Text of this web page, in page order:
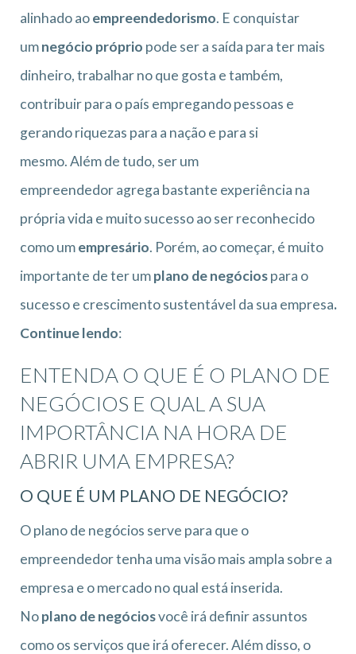
alinhado aoempreendedorismo. E conquistar
umnegócio próprio pode ser a saída para ter mais
dinheiro, trabalhar no que gosta e também,
contribuir para o país empregando pessoas e
gerando riquezas para a nação e para si
mesmo.Além de tudo, ser um
empreendedoragrega bastante experiência na
própria vida e muito sucesso ao ser reconhecido
como umempresário. Porém, ao começar, é muito
importante de ter umplano de negóciospara o
sucesso e crescimento sustentável da sua empresa.
Continue lendo:
ENTENDA O QUE É O PLANO DE
NEGÓCIOS E QUAL A SUA
IMPORTÂNCIA NA HORA DE
ABRIR UMA EMPRESA?
O QUE É UM PLANO DE NEGÓCIO?
O plano de negócios serve para que o
empreendedor tenha uma visão mais ampla sobre a
empresa e o mercado no qual está inserida.
Noplano de negóciosvocê irá definir assuntos
como os serviços que irá oferecer. Além disso, o